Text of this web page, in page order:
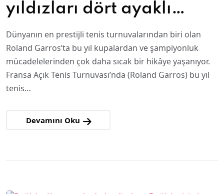
yıldızları dört ayaklı
dostlar
Dünyanın en prestijli tenis turnuvalarından biri olan
Roland Garros’ta bu yıl kupalardan ve şampiyonluk
mücadelelerinden çok daha sıcak bir hikâye yaşanıyor.
Fransa Açık Tenis Turnuvası’nda (Roland Garros) bu yıl
tenis…
Devamını Oku